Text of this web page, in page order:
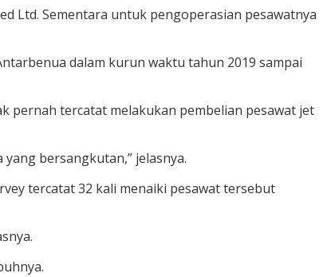
Ltd. Sementara untuk pengoperasian pesawatnya
dalam kurun waktu tahun 2019 sampai
pernah tercatat melakukan pembelian pesawat jet
bersangkutan,” jelasnya.
tercatat 32 kali menaiki pesawat tersebut